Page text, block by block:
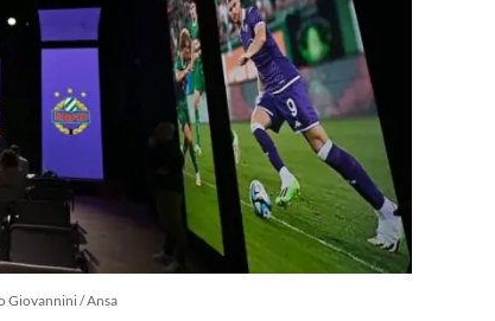
Giovannini / Ansa